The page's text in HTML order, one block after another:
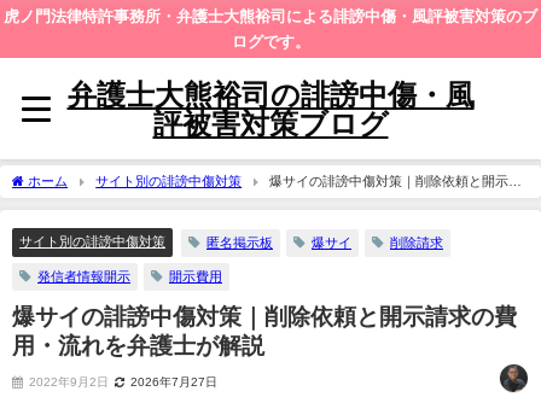
虎ノ門法律特許事務所・弁護士大熊裕司による誹謗中傷・風評被害対策のブ
ログです。
弁護士大熊裕司の誹謗中傷・風
評被害対策ブログ
ホーム サイト別の誹謗中傷対策
爆サイの誹謗中傷対策｜削除依頼と開示請
求の費用・流れを弁護士が解説
サイト別の誹謗中傷対策 匿名掲示板 爆サイ 削除請求
発信者情報開示 開示費用
爆サイの誹謗中傷対策｜削除依頼と開示請求の費
用・流れを弁護士が解説
2022年9月2日 2026年7月27日